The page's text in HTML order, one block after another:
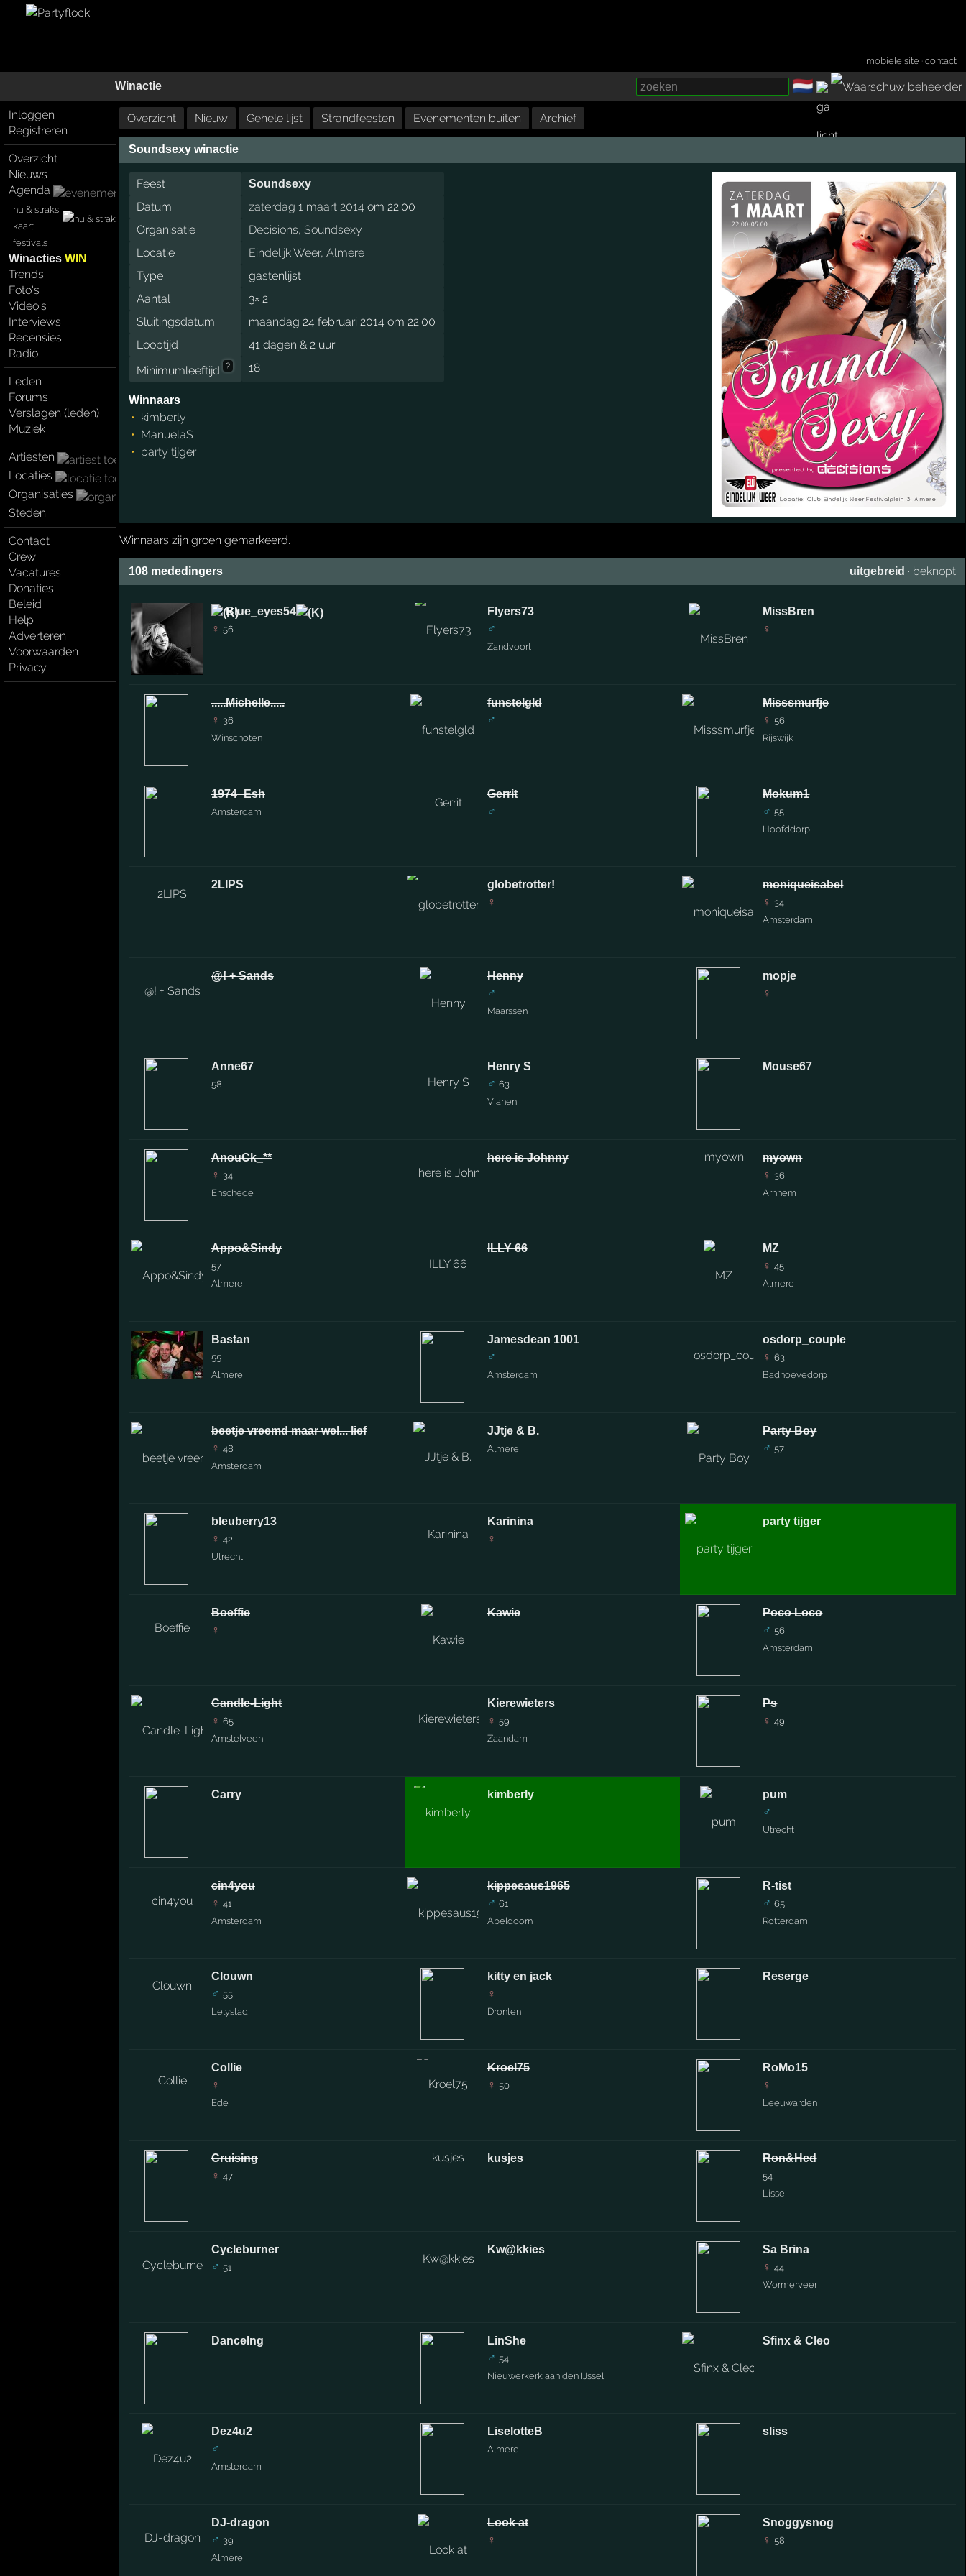
mobiele site ·contact
Winactie 🇳🇱
Inloggen
Registreren
Overzicht
Nieuws
Agenda
nu & straks
kaart
festivals
WinactiesWIN
Trends
Foto's
Video's
Interviews
Recensies
Radio
Leden
Forums
Verslagen (leden)
Muziek
Artiesten
Locaties
Organisaties
Steden
Contact
Crew
Vacatures
Donaties
Beleid
Help
Adverteren
Voorwaarden
Privacy
Overzicht Nieuw Gehele lijst Strandfeesten Evenementen buiten Archief
Soundsexy winactie
Feest Soundsexy
Datum zaterdag 1 maart 2014 om 22:00
Organisatie
Decisions,Soundsexy
Locatie
Eindelijk Weer,Almere
Type
gastenlijst
Aantal
3× 2
Sluitingsdatum
maandag 24 februari 2014 om 22:00
Looptijd
41 dagen & 2 uur
Minimumleeftijd ? 18
Winnaars
kimberly
ManuelaS
party tijger
Winnaars zijn groen gemarkeerd.
108 mededingers uitgebreid · beknopt
Blue_eyes54
♀ 56
.....Michelle.....
♀ 36
Winschoten
1974_Esh
Amsterdam
2LIPS
@! + Sands
Anne67
58
AnouCk_**
♀ 34
Enschede
Appo&Sindy
57
Almere
Bastan
55
Almere
beetje vreemd maar wel... lief
♀ 48
Amsterdam
bleuberry13
♀ 42
Utrecht
Boeffie
♀
Candle-Light
♀ 65
Amstelveen
Carry
cin4you
♀ 41
Amsterdam
Clouwn
♂ 55
Lelystad
Collie
♀
Ede
Cruising
♀ 47
Cycleburner
♂ 51
DanceIng
Dez4u2
♂
Amsterdam
DJ-dragon
♂ 39
Almere
Flyers73
♂
Zandvoort
funstelgld
♂
Gerrit
♂
globetrotter!
♀
Henny
♂
Maarssen
Henry S
♂ 63
Vianen
here is Johnny
ILLY 66
Jamesdean 1001
♂
Amsterdam
JJtje & B.
Almere
Karinina
♀
Kawie
Kierewieters
♀ 59
Zaandam
kimberly
kippesaus1965
♂ 61
Apeldoorn
kitty en jack
♀
Dronten
Kroel75
♀ 50
kusjes
Kw@kkies
LinShe
♂ 54
Nieuwerkerk aan den IJssel
LiselotteB
Almere
Look at
♀
MissBren
♀
Misssmurfje
♀ 56
Rijswijk
Mokum1
♂ 55
Hoofddorp
moniqueisabel
♀ 34
Amsterdam
mopje
♀
Mouse67
myown
♀ 36
Arnhem
MZ
♀ 45
Almere
osdorp_couple
♀ 63
Badhoevedorp
Party Boy
♂ 57
party tijger
Poco Loco
♂ 56
Amsterdam
Ps
♀ 49
pum
♂
Utrecht
R-tist
♂ 65
Rotterdam
Reserge
RoMo15
♀
Leeuwarden
Ron&Hed
54
Lisse
Sa Brina
♀ 44
Wormerveer
Sfinx & Cleo
sliss
Snoggysnog
♀ 58